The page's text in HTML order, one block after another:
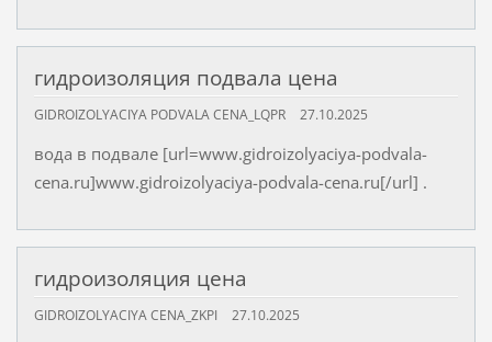
гидроизоляция подвала цена
GIDROIZOLYACIYA PODVALA CENA_LQPR 27.10.2025
вода в подвале [url=www.gidroizolyaciya-podvala-
cena.ru]www.gidroizolyaciya-podvala-cena.ru[/url] .
гидроизоляция цена
GIDROIZOLYACIYA CENA_ZKPI 27.10.2025